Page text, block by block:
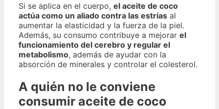
Si se aplica en el cuerpo, el aceite de coco
actúa como un aliado contra las estrías al
aumentar la elasticidad y la fuerza de la piel.
Además, su consumo contribuye a mejorar el
funcionamiento del cerebro y regular el
metabolismo, además de ayudar con la
absorción de minerales y controlar el colesterol.
A quién no le conviene
consumir aceite de coco